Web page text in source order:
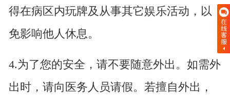
得在病区内玩牌及从事其它娱乐活动，以
免影响他人休息。
4.为了您的安全，请不要随意外出。如需外
出时，请向医务人员请假。若擅自外出，